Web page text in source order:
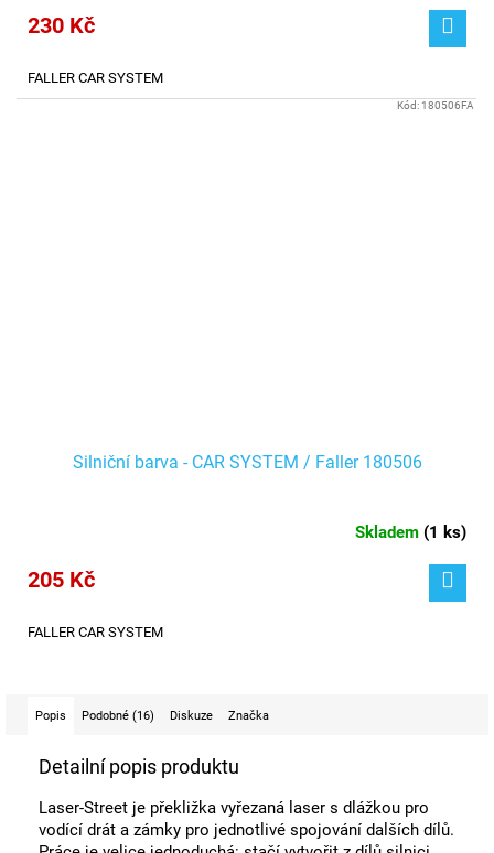
230 Kč
FALLER CAR SYSTEM
Silniční barva - CAR SYSTEM / Faller 180506
Skladem (1 ks)
205 Kč
FALLER CAR SYSTEM
Kód: 180506FA
Popis Podobné (16) Diskuze Značka
Detailní popis produktu
Laser-Street je překližka vyřezaná laser s dlážkou pro
vodící drát a zámky pro jednotlivé spojování dalších dílů.